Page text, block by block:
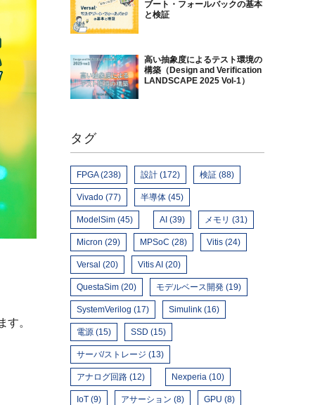
。
ブート・フォールバックの基本
と検証
高い抽象度によるテスト環境の
構築（Design and Verification
LANDSCAPE 2025 Vol-1）
タグ
FPGA (238) 設計 (172) 検証 (88)
Vivado (77) 半導体 (45)
ModelSim (45) AI (39) メモリ (31)
Micron (29) MPSoC (28) Vitis (24)
Versal (20) Vitis AI (20)
QuestaSim (20) モデルベース開発 (19)
SystemVerilog (17) Simulink (16)
電源 (15) SSD (15)
サーバ/ストレージ (13)
アナログ回路 (12) Nexperia (10)
IoT (9) アサーション (8) GPU (8)